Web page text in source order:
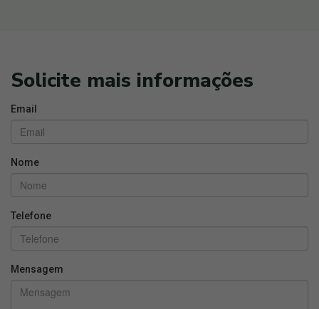
Solicite mais informações
Email
Nome
Telefone
Mensagem